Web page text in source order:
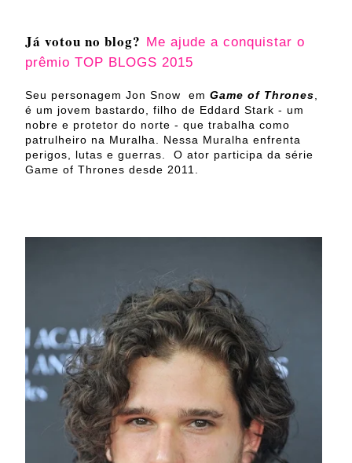
Já votou no blog? Me ajude a conquistar o
prêmio TOP BLOGS 2015
Seu personagem Jon Snow em Game of Thrones
é um jovem bastardo, filho de Eddard Stark - um
nobre e protetor do norte - que trabalha como
patrulheiro na Muralha. Nessa Muralha enfrenta
perigos, lutas e guerras. O ator participa da série
Game of Thrones desde 2011.